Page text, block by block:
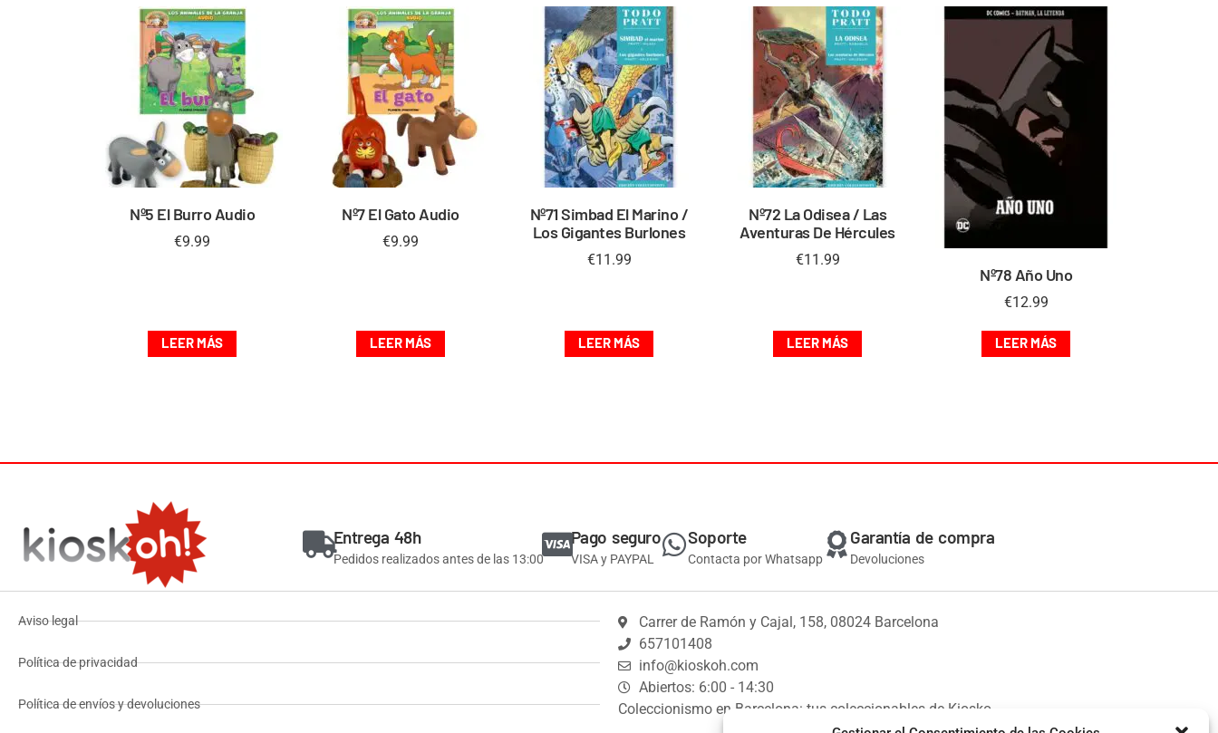
Nº5 El Burro Audio
€9.99
LEER MÁS
Nº7 El Gato Audio
€9.99
LEER MÁS
Nº71 Simbad El Marino /
Los Gigantes Burlones
€11.99
LEER MÁS
Nº72 La Odisea / Las
Aventuras De Hércules
€11.99
LEER MÁS
Nº78 Año Uno
€12.99
LEER MÁS
Entrega 48h
Pedidos realizados antes de las 13:00
Pago seguro
VISA y PAYPAL
Soporte
Contacta por Whatsapp
Garantía de compra
Devoluciones
Aviso legal
Política de privacidad
Política de envíos y devoluciones
Carrer de Ramón y Cajal, 158, 08024 Barcelona
657101408
info@kioskoh.com
Abiertos: 6:00 - 14:30
Coleccionismo en Barcelona: tus coleccionables de Kiosko.